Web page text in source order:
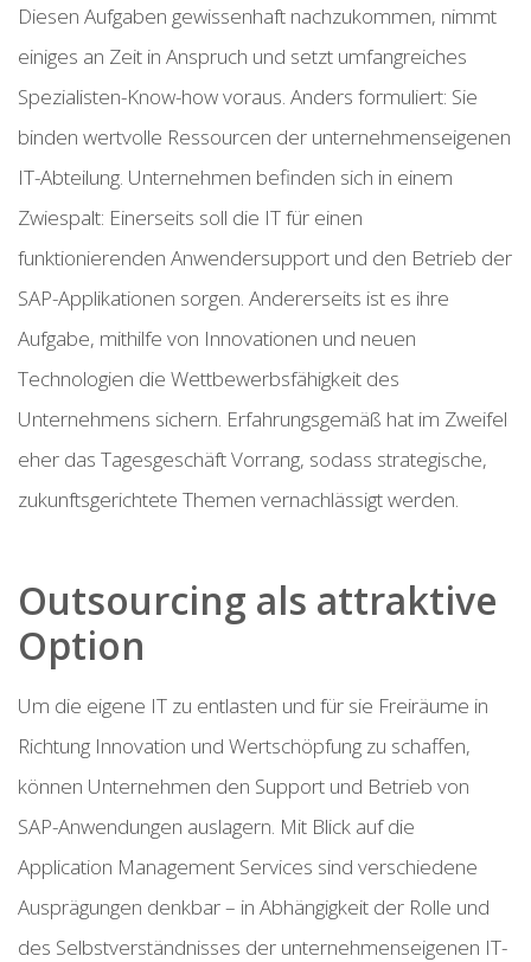
Diesen Aufgaben gewissenhaft nachzukommen, nimmt
einiges an Zeit in Anspruch und setzt umfangreiches
Spezialisten-Know-how voraus. Anders formuliert: Sie
binden wertvolle Ressourcen der unternehmenseigenen
IT-Abteilung. Unternehmen befinden sich in einem
Zwiespalt: Einerseits soll die IT für einen
funktionierenden Anwendersupport und den Betrieb der
SAP-Applikationen sorgen. Andererseits ist es ihre
Aufgabe, mithilfe von Innovationen und neuen
Technologien die Wettbewerbsfähigkeit des
Unternehmens sichern. Erfahrungsgemäß hat im Zweifel
eher das Tagesgeschäft Vorrang, sodass strategische,
zukunftsgerichtete Themen vernachlässigt werden.
Outsourcing als attraktive
Option
Um die eigene IT zu entlasten und für sie Freiräume in
Richtung Innovation und Wertschöpfung zu schaffen,
können Unternehmen den Support und Betrieb von
SAP-Anwendungen auslagern. Mit Blick auf die
Application Management Services sind verschiedene
Ausprägungen denkbar – in Abhängigkeit der Rolle und
des Selbstverständnisses der unternehmenseigenen IT-